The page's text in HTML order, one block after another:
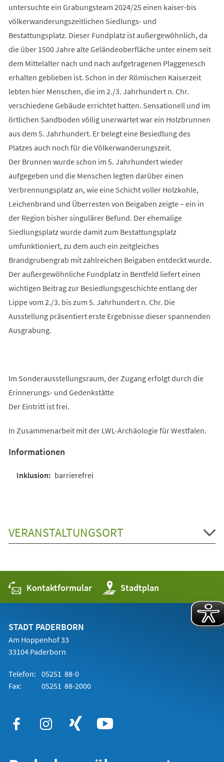
untersuchte ein Grabungsteam 2024/25 einen kaiser-bis
völkerwanderungszeitlichen Siedlungs- und
Bestattungsplatz. Dieser Fundplatz ist außergewöhnlich, da
die über 1500 Jahre alte Geländeoberfläche unter einem seit
dem Mittelalter nach und nach aufgetragenen Plaggenesch
erhalten geblieben ist. Schon in der Römischen Kaiserzeit
lebten hier Menschen, die im 2./3. Jahrhundert n. Chr.
verschiedene Gebäude errichtet hatten. Sensationell und im
örtlichen Sandboden völlig unerwartet war ein Holzbrunnen
aus dem 5. Jahrhundert. Er belegt eine Besiedlung des
Platzes auch noch für die Völkerwanderungszeit.
Der Brunnen wurde schon im 5. Jahrhundert wieder
aufgegeben und die Menschen legten darüber einen
Verbrennungsplatz an, wie eine Schicht voller Holzkohle,
Leichenbrand und Überresten von Beigaben zeigte – ein in
der Region bisher singulärer Befund. Der ehemalige
Siedlungsplatz wurde damit zum Bestattungsplatz
umfunktioniert, zu dem auch ein zeitgleiches
Brandgrubengrab mit zahlreichen Beigaben entdeckt wurde.
Der außergewöhnliche Fundplatz in Bentfeld liefert einen
wichtigen Beitrag zur Besiedlungsgeschichte entlang der
Lippe vom 2./3. bis zum 5. Jahrhundert n. Chr. Die
Ausstellung präsentiert erste Ergebnisse dieser spannenden
Ausgrabung.
Im Sonderausstellungsraum, der Zugang erfolgt durch die
Erinnerungs- und Gedenkstätte
Der Eintritt ist frei.
In Zusammenarbeit mit der LWL-Archäologie für Westfalen.
Informationen
barrierefrei
VERANSTALTUNGSORT
Kontaktformular Stadtplan
(Öffnet
in
einem
STADT PADERBORN
Am Hoppenhof 33
33104 Paderborn
Telefon: 05251 88-0
Fax:
05251 88-2000